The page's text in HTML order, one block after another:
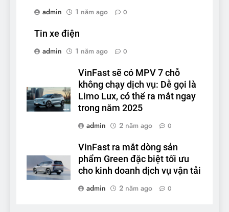
admin
1 năm ago 0
Tin xe điện
admin
1 năm ago 0
VinFast sẽ có MPV 7 chỗ
không chạy dịch vụ: Dễ gọi là
Limo Lux, có thể ra mắt ngay
trong năm 2025
admin
2 năm ago 0
VinFast ra mắt dòng sản
phẩm Green đặc biệt tối ưu
cho kinh doanh dịch vụ vận tải
admin
2 năm ago 0